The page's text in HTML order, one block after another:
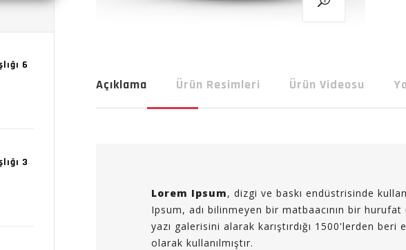
6
3
Açıklama Ürün Resimleri Ürün Videosu
Lorem Ipsum, dizgi ve baskı endüstrisinde
Ipsum, adı bilinmeyen bir matbaacının bir
yazı galerisini alarak karıştırdığı 1500'lerden
olarak kullanılmıştır.